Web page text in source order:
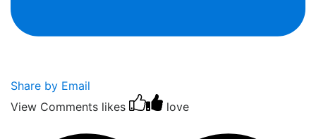
Share by Email
View Comments likes love